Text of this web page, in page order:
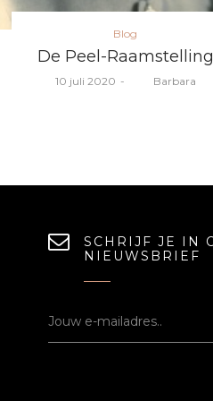
Posted
in
Blog
De Peel-Raamstelling
Posted
10 juli 2020 Barbara
SCHRIJF JE IN
NIEUWSBRIEF